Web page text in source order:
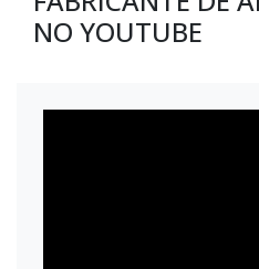
NO YOUTUBE